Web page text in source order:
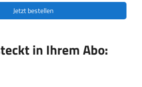
Jetzt bestellen
in Ihrem Abo: